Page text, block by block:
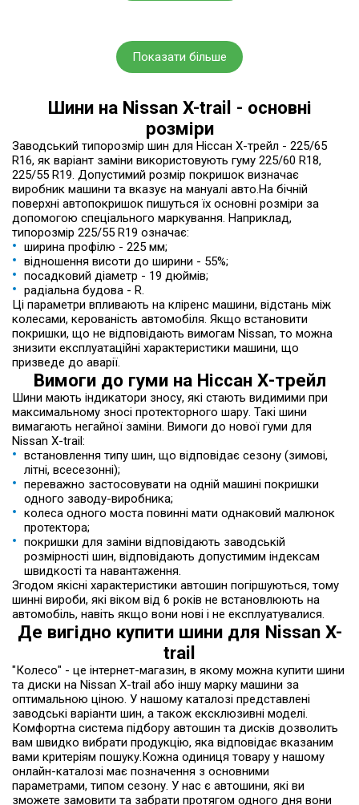
Показати більше
Шини на Nissan X-trail - основні
розміри
Заводський типорозмір шин для Ніссан Х-трейл - 225/65
R16, як варіант заміни використовують гуму 225/60 R18,
225/55 R19. Допустимий розмір покришок визначає
виробник машини та вказує на мануалі авто.На бічній
поверхні автопокришок пишуться їх основні розміри за
допомогою спеціального маркування. Наприклад,
типорозмір 225/55 R19 означає:
ширина профілю - 225 мм;
відношення висоти до ширини - 55%;
посадковий діаметр - 19 дюймів;
радіальна будова - R.
Ці параметри впливають на кліренс машини, відстань між
колесами, керованість автомобіля. Якщо встановити
покришки, що не відповідають вимогам Nissan, то можна
знизити експлуатаційні характеристики машини, що
призведе до аварії.
Вимоги до гуми на Ніссан Х-трейл
Шини мають індикатори зносу, які стають видимими при
максимальному зносі протекторного шару. Такі шини
вимагають негайної заміни. Вимоги до нової гуми для
Nissan X-trail:
встановлення типу шин, що відповідає сезону (зимові,
літні, всесезонні);
переважно застосовувати на одній машині покришки
одного заводу-виробника;
колеса одного моста повинні мати однаковий малюнок
протектора;
покришки для заміни відповідають заводській
розмірності шин, відповідають допустимим індексам
швидкості та навантаження.
Згодом якісні характеристики автошин погіршуються, тому
шинні вироби, які віком від 6 років не встановлюють на
автомобіль, навіть якщо вони нові і не експлуатувалися.
Де вигідно купити шини для Nissan X-
trail
"Колесо" - це інтернет-магазин, в якому можна купити шини
та диски на Nissan X-trail або іншу марку машини за
оптимальною ціною. У нашому каталозі представлені
заводські варіанти шин, а також ексклюзивні моделі.
Комфортна система підбору автошин та дисків дозволить
вам швидко вибрати продукцію, яка відповідає вказаним
вами критеріям пошуку.Кожна одиниця товару у нашому
онлайн-каталозі має позначення з основними
параметрами, типом сезону. У нас є автошини, які ви
зможете замовити та забрати протягом одного дня вони